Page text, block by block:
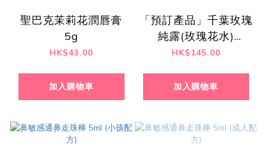
聖巴克茉莉花潤唇膏
5g
HK$43.00
加入購物車
「預訂產品」千葉玫瑰
純露(玫瑰花水)
150ml
HK$145.00
加入購物車